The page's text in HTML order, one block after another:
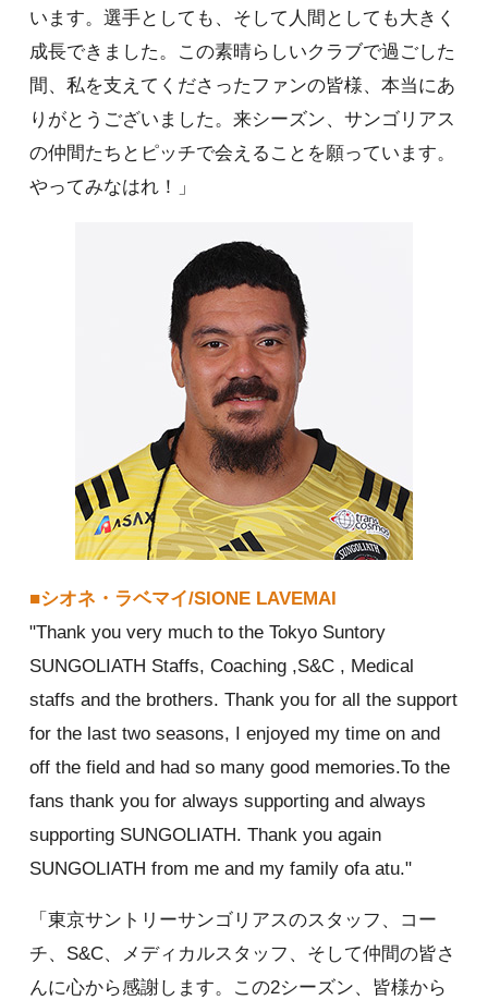
います。選手としても、そして人間としても大きく
成長できました。この素晴らしいクラブで過ごした
間、私を支えてくださったファンの皆様、本当にあ
りがとうございました。来シーズン、サンゴリアス
の仲間たちとピッチで会えることを願っています。
やってみなはれ！」
■シオネ・ラベマイ/SIONE LAVEMAI
"Thank you very much to the Tokyo Suntory
SUNGOLIATH Staffs, Coaching ,S&C , Medical
staffs and the brothers. Thank you for all the support
for the last two seasons, I enjoyed my time on and
off the field and had so many good memories.To the
fans thank you for always supporting and always
supporting SUNGOLIATH. Thank you again
SUNGOLIATH from me and my family ofa atu."
「東京サントリーサンゴリアスのスタッフ、コー
チ、S&C、メディカルスタッフ、そして仲間の皆さ
んに心から感謝します。この2シーズン、皆様から